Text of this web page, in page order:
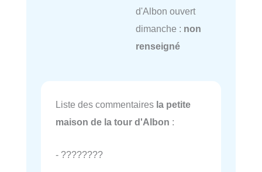
d'Albon ouvert
dimanche : non
renseigné
Liste des commentaires la petite
maison de la tour d'Albon :
- ????????